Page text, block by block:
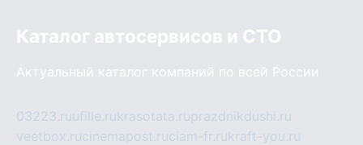
Каталог автосервисов и СТО
Актуальный каталог компаний по всей России
03223.ruufille.rukrasotata.ruprazdnikdushi.ru
veetbox.rucinemapost.ruciam-fr.rukraft-you.ru